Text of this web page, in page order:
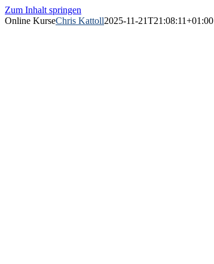
Zum Inhalt springen
Online KurseChris Kattoll2025-11-21T21:08:11+01:00